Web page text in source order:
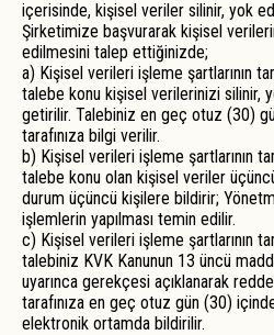
içerisinde, kişisel veriler silinir, yok
Şirketimize başvurarak kişisel
edilmesini talep ettiğinizde;
a) Kişisel verileri işleme şartlarının
talebe konu kişisel verilerinizi silinir,
getirilir. Talebiniz en geç otuz (30)
tarafınıza bilgi verilir.
b) Kişisel verileri işleme şartlarının
talebe konu olan kişisel veriler
durum üçüncü kişilere bildirir;
işlemlerin yapılması temin edilir.
c) Kişisel verileri işleme şartlarının
talebiniz KVK Kanunun 13 üncü
uyarınca gerekçesi açıklanarak
tarafınıza en geç otuz gün (30)
elektronik ortamda bildirilir.